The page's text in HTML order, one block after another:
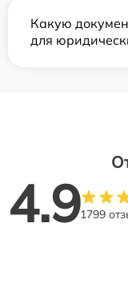
Какую
для
4.91799